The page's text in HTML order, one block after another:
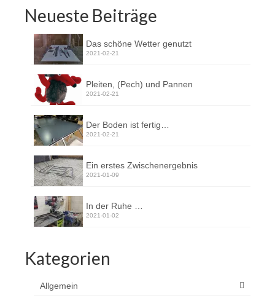
Neueste Beiträge
Das schöne Wetter genutzt
2021-02-21
Pleiten, (Pech) und Pannen
2021-02-21
Der Boden ist fertig…
2021-02-21
Ein erstes Zwischenergebnis
2021-01-09
In der Ruhe …
2021-01-02
Kategorien
Allgemein